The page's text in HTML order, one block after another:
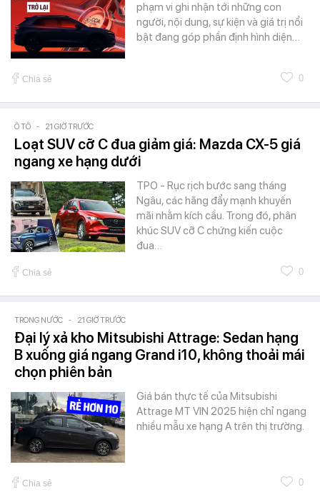
phạm vi ghi nhận tới những con
người, nội dung, sự kiện và giá trị nổi
bật đang góp phần định hình diện…
Chia sẻ 0
Ô TÔ - 21 GIỜ TRƯỚC
Loạt SUV cỡ C đua giảm giá: Mazda CX-5 giá
ngang xe hạng dưới
TPO - Rục rịch bước sang tháng
Ngâu, các hãng đẩy mạnh khuyến
mãi nhằm kích cầu. Trong đó, phân
khúc SUV cỡ C chứng kiến cuộc
đua…
Chia sẻ 0
TRONG NƯỚC - 21 GIỜ TRƯỚC
Đại lý xả kho Mitsubishi Attrage: Sedan hạng
B xuống giá ngang Grand i10, không thoải mái
chọn phiên bản
Giá bán thực tế của Mitsubishi
Attrage MT VIN 2025 hiện chỉ ngang
nhiều mẫu xe hạng A trên thị trường.
Chia sẻ 0